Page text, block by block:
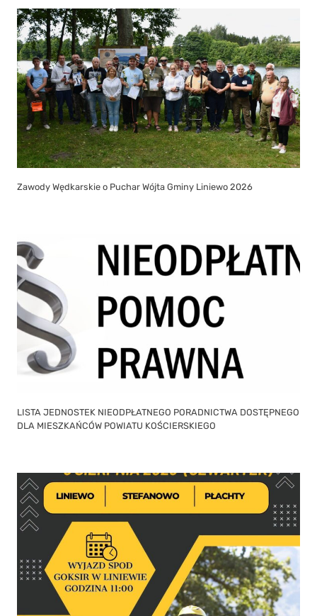
Zawody Wędkarskie o Puchar Wójta Gminy Liniewo 2026
LISTA JEDNOSTEK NIEODPŁATNEGO PORADNICTWA DOSTĘPNEGO
DLA MIESZKAŃCÓW POWIATU KOŚCIERSKIEGO